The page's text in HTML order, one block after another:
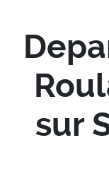
sur